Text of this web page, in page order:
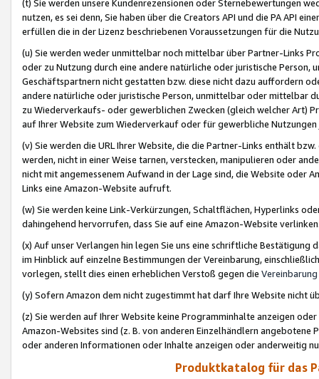
(t) Sie werden unsere Kundenrezensionen oder Sternebewertungen
nutzen, es sei denn, Sie haben über die Creators API und die PA API
erfüllen die in der Lizenz beschriebenen Voraussetzungen für die
(u) Sie werden weder unmittelbar noch mittelbar über Partner-Links
oder zu Nutzung durch eine andere natürliche oder juristische
Geschäftspartnern nicht gestatten bzw. diese nicht dazu auffordern
andere natürliche oder juristische Person, unmittelbar oder mittelbar
zu Wiederverkaufs- oder gewerblichen Zwecken (gleich welcher Art)
auf Ihrer Website zum Wiederverkauf oder für gewerbliche
(v) Sie werden die URL Ihrer Website, die die Partner-Links enthält
werden, nicht in einer Weise tarnen, verstecken, manipulieren oder
nicht mit angemessenem Aufwand in der Lage sind, die Website oder
Links eine Amazon-Website aufruft.
(w) Sie werden keine Link-Verkürzungen, Schaltflächen, Hyperlinks
dahingehend hervorrufen, dass Sie auf eine Amazon-Website
(x) Auf unser Verlangen hin legen Sie uns eine schriftliche
im Hinblick auf einzelne Bestimmungen der Vereinbarung,
vorlegen, stellt dies einen erheblichen Verstoß gegen die Vereinbarung
(y) Sofern Amazon dem nicht zugestimmt hat darf Ihre Website nicht
(z) Sie werden auf Ihrer Website keine Programminhalte anzeigen
Amazon-Websites sind (z. B. von anderen Einzelhändlern
oder anderen Informationen oder Inhalte anzeigen oder anderweitig
Produktkatalog für das